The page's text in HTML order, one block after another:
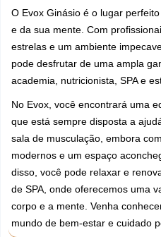
O Evox Ginásio é o lugar
e da sua mente. Com
estrelas e um ambiente
pode desfrutar de uma ampla
academia, nutricionista, SPA e
No Evox, você encontrará uma
que está sempre disposta a
sala de musculação, embora
modernos e um espaço
disso, você pode relaxar e
de SPA, onde oferecemos uma
corpo e a mente. Venha
mundo de bem-estar e cuidado